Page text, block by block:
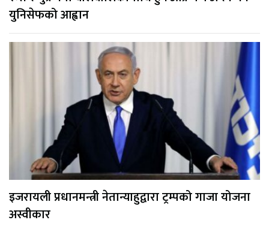
युनिसेफको आह्वान
इजरायली प्रधानमन्त्री नेतान्याहुद्वारा ट्रम्पको गाजा योजना
अस्वीकार